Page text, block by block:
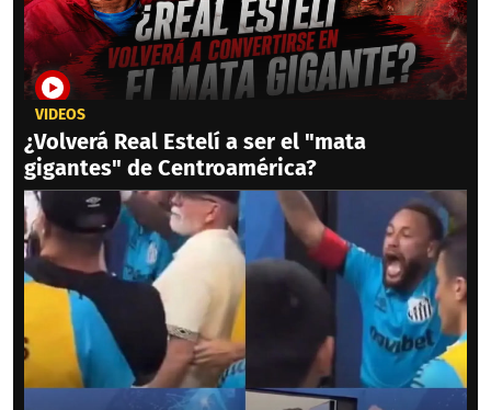
VIDEOS
¿Volverá Real Estelí a ser el "mata
gigantes" de Centroamérica?